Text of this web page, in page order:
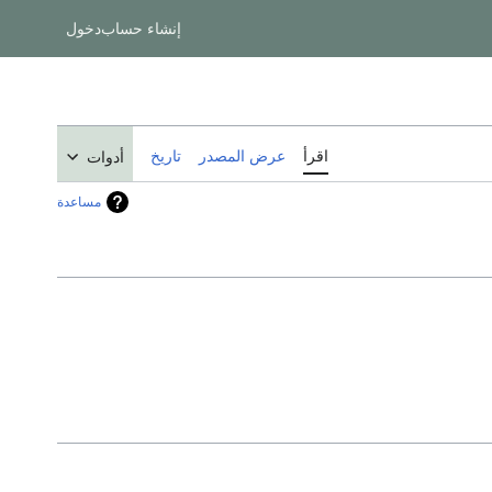
إنشاء حسابدخول
اقرأ عرض المصدر تاريخ أدوات
مساعدة